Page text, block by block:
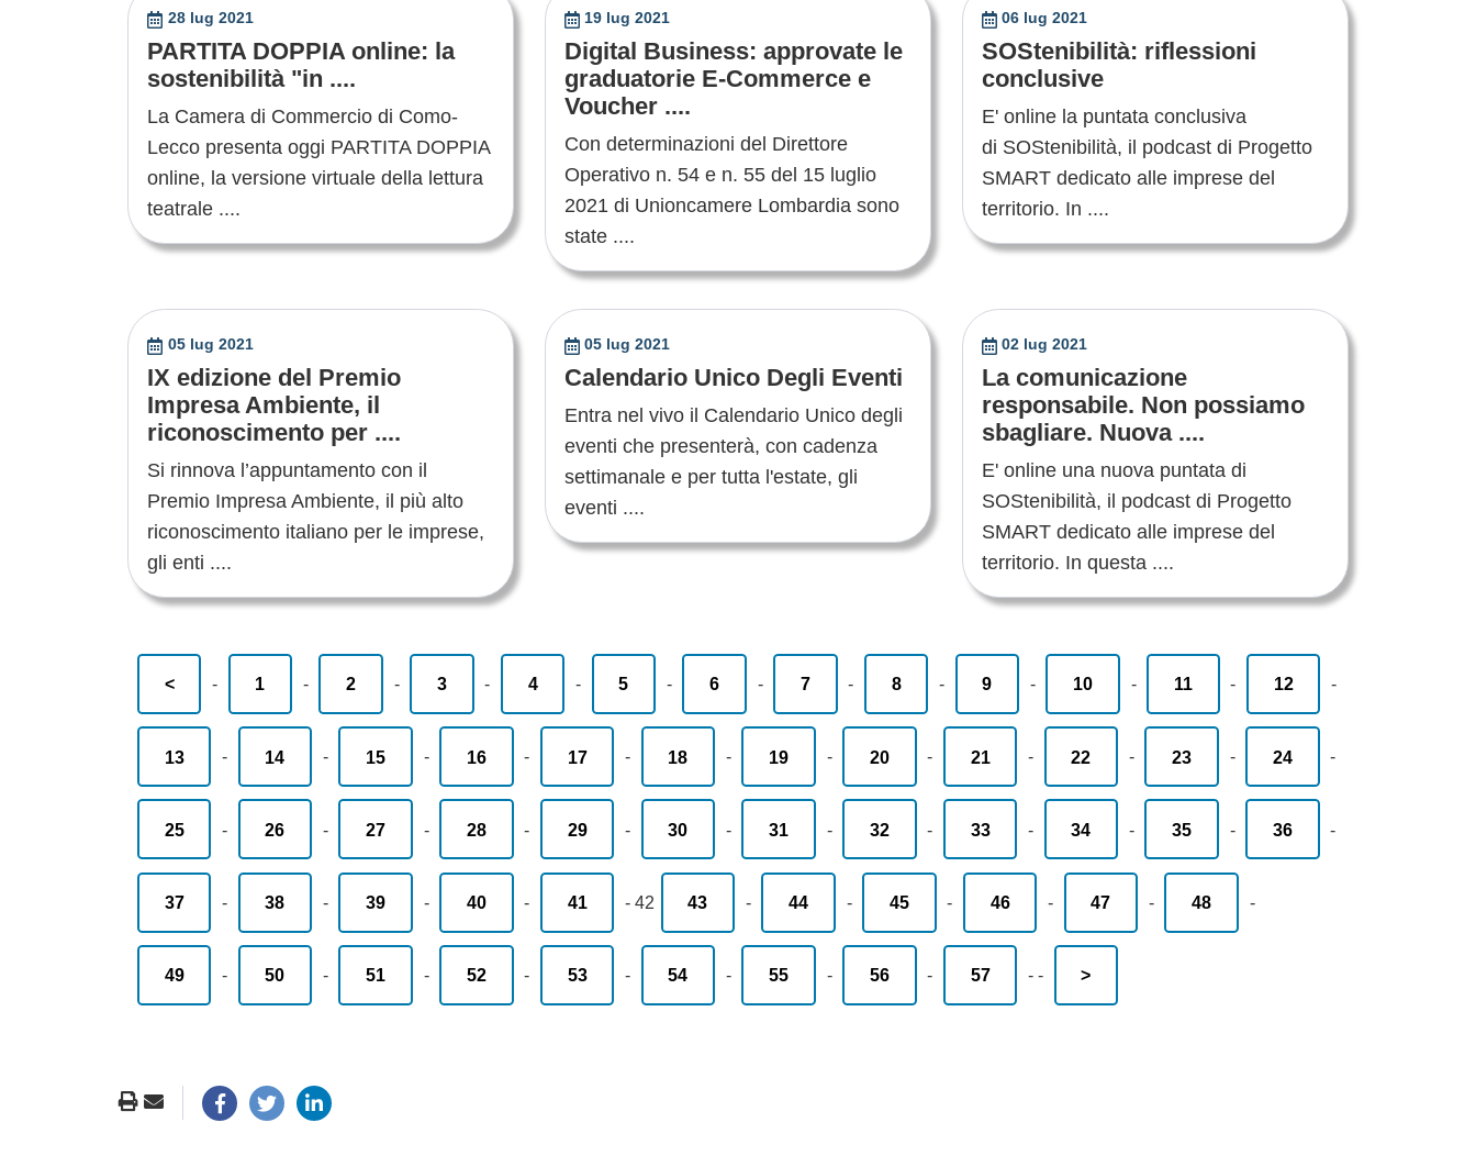
28 lug 2021
PARTITA DOPPIA online: la
sostenibilità "in ....
La Camera di Commercio di Como-
Lecco presenta oggi PARTITA DOPPIA
online, la versione virtuale della lettura
teatrale ....
19 lug 2021
Digital Business: approvate le
graduatorie E-Commerce e
Voucher ....
Con determinazioni del Direttore
Operativo n. 54 e n. 55 del 15 luglio
2021 di Unioncamere Lombardia sono
state ....
06 lug 2021
SOStenibilità: riflessioni
conclusive
E' online la puntata conclusiva
di SOStenibilità, il podcast di Progetto
SMART dedicato alle imprese del
territorio. In ....
05 lug 2021
IX edizione del Premio
Impresa Ambiente, il
riconoscimento per ....
Si rinnova l’appuntamento con il
Premio Impresa Ambiente, il più alto
riconoscimento italiano per le imprese,
gli enti ....
05 lug 2021
Calendario Unico Degli Eventi
Entra nel vivo il Calendario Unico degli
eventi che presenterà, con cadenza
settimanale e per tutta l'estate, gli
eventi ....
02 lug 2021
La comunicazione
responsabile. Non possiamo
sbagliare. Nuova ....
E' online una nuova puntata di
SOStenibilità, il podcast di Progetto
SMART dedicato alle imprese del
territorio. In questa ....
< - 1 - 2 - 3 - 4 - 5 - 6 - 7 - 8 - 9 - 10 - 11 - 12 -
13 - 14 - 15 - 16 - 17 - 18 - 19 - 20 - 21 - 22 - 23 - 24 -
25 - 26 - 27 - 28 - 29 - 30 - 31 - 32 - 33 - 34 - 35 - 36 -
37 - 38 - 39 - 40 - 41 - 42 43 - 44 - 45 - 46 - 47 - 48 -
49 - 50 - 51 - 52 - 53 - 54 - 55 - 56 - 57 - - >